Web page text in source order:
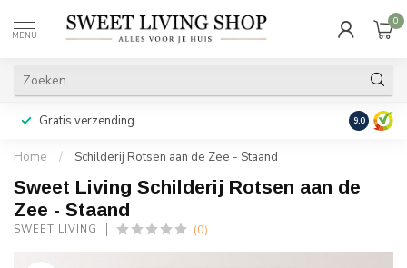
MENU
0
Gratis verzending Achteraf
9.0
Home / Schilderij Rotsen aan de Zee - Staand
Sweet Living Schilderij Rotsen aan de
Zee - Staand
SWEET LIVING (0)